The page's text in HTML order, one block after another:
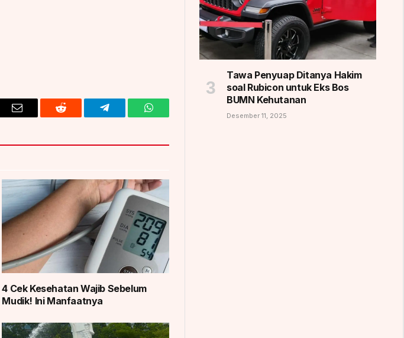
Email Reddit Telegram WhatsApp
4 Cek Kesehatan Wajib Sebelum
Mudik! Ini Manfaatnya
Tawa Penyuap Ditanya Hakim
soal Rubicon untuk Eks Bos
BUMN Kehutanan
Desember 11, 2025